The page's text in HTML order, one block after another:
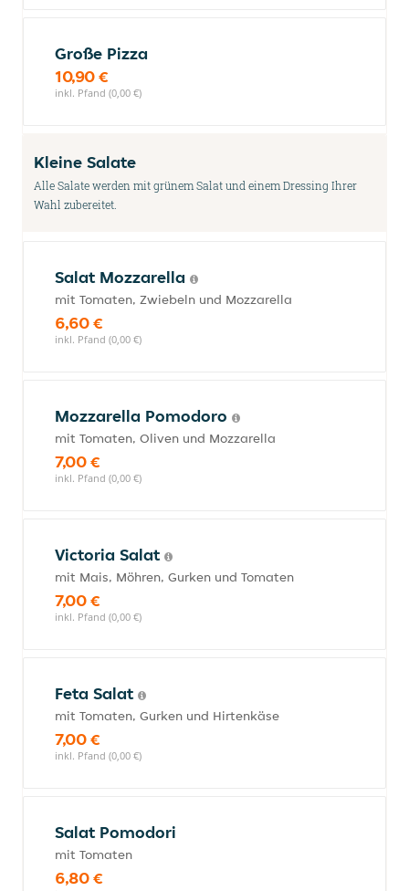
Große Pizza
10,90 €
inkl. Pfand (0,00 €)
Kleine Salate
Alle Salate werden mit grünem Salat und einem Dressing Ihrer
Wahl zubereitet.
Salat Mozzarella
mit Tomaten, Zwiebeln und Mozzarella
6,60 €
inkl. Pfand (0,00 €)
Mozzarella Pomodoro
mit Tomaten, Oliven und Mozzarella
7,00 €
inkl. Pfand (0,00 €)
Victoria Salat
mit Mais, Möhren, Gurken und Tomaten
7,00 €
inkl. Pfand (0,00 €)
Feta Salat
mit Tomaten, Gurken und Hirtenkäse
7,00 €
inkl. Pfand (0,00 €)
Salat Pomodori
mit Tomaten
6,80 €